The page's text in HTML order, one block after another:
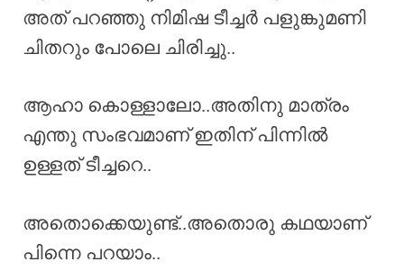
അത് പറഞ്ഞു നിമിഷ ടീച്ചർ പളുങ്കുമണി
ചിതറും പോലെ ചിരിച്ചു..
ആഹാ കൊള്ളാലോ..അതിനു മാത്രം
എന്തു സംഭവമാണ് ഇതിന് പിന്നിൽ
ഉള്ളത് ടീച്ചറെ..
അതൊക്കെയുണ്ട്..അതൊരു കഥയാണ്
പിന്നെ പറയാം..